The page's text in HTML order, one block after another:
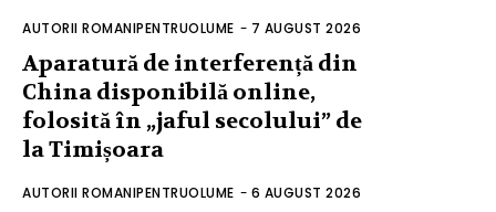
AUTORII ROMANIPENTRUOLUME - 7 AUGUST 2026
Aparatură de interferență din
China disponibilă online,
folosită în „jaful secolului” de
la Timișoara
AUTORII ROMANIPENTRUOLUME - 6 AUGUST 2026